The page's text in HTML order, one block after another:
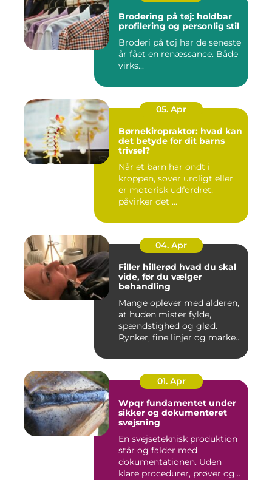
Brodering på tøj: holdbar
profilering og personlig stil
Broderi på tøj har de seneste
år fået en renæssance. Både
virks...
05. Apr
Børnekiropraktor: hvad kan
det betyde for dit barns
trivsel?
Når et barn har ondt i
kroppen, sover uroligt eller
er motorisk udfordret,
påvirker det ...
04. Apr
Filler hillerød hvad du skal
vide, før du vælger
behandling
Mange oplever med alderen,
at huden mister fylde,
spændstighed og glød.
Rynker, fine linjer og marke...
01. Apr
Wpqr fundamentet under
sikker og dokumenteret
svejsning
En svejseteknisk produktion
står og falder med
dokumentationen. Uden
klare procedurer, prøver og